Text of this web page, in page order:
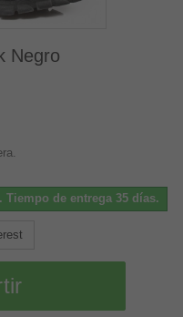
Negro
Tiempo de entrega 35 días.